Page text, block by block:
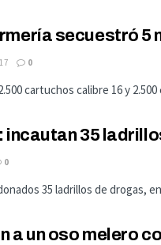
secuestró 5
0
cartuchos calibre 16 y
35
0
35 ladrillos de drogas,
a un oso melero